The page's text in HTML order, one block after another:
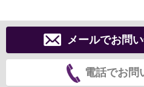
メールでお問
電話でお問